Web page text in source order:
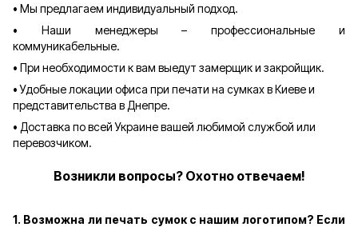
• Мы предлагаем индивидуальный подход.
•
Наши менеджеры – профессиональные и
коммуникабельные.
• При необходимости к вам выедут замерщик и закройщик.
• Удобные локации офиса при печати на сумках в Киеве и
представительства в Днепре.
• Доставка по всей Украине вашей любимой службой или
перевозчиком.
Возникли вопросы? Охотно отвечаем!
1. Возможна ли печать сумок с нашим логотипом? Если